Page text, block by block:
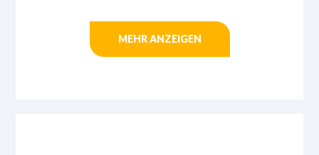
MEHR ANZEIGEN